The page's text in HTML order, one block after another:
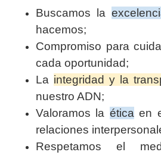
Buscamos la
hacemos;
Compromiso para
cada oportunidad;
La integridad y la
nuestro ADN;
Valoramos la éticaen
relaciones
Respetamos el